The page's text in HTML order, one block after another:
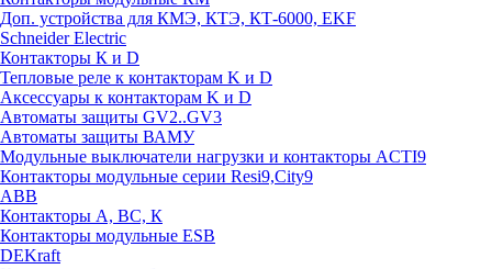
Доп. устройства для КМЭ, КТЭ, КТ-6000, EKF
Schneider Electric
Контакторы К и D
Тепловые реле к контакторам K и D
Аксессуары к контакторам K и D
Автоматы защиты GV2..GV3
Автоматы защиты ВАМУ
Модульные выключатели нагрузки и контакторы ACTI9
Контакторы модульные серии Resi9,City9
ABB
Контакторы А, ВС, К
Контакторы модульные ESB
DEKraft